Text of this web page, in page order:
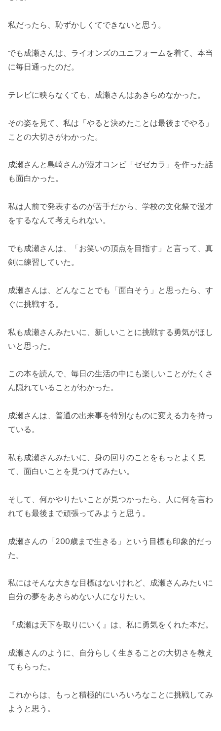
私だったら、恥ずかしくてできないと思う。
でも成瀬さんは、ライオンズのユニフォームを着て、本当
に毎日通ったのだ。
テレビに映らなくても、成瀬さんはあきらめなかった。
その姿を見て、私は「やると決めたことは最後までやる」
ことの大切さがわかった。
成瀬さんと島崎さんが漫才コンビ「ゼゼカラ」を作った話
も面白かった。
私は人前で発表するのが苦手だから、学校の文化祭で漫才
をするなんて考えられない。
でも成瀬さんは、「お笑いの頂点を目指す」と言って、真
剣に練習していた。
成瀬さんは、どんなことでも「面白そう」と思ったら、す
ぐに挑戦する。
私も成瀬さんみたいに、新しいことに挑戦する勇気がほし
いと思った。
この本を読んで、毎日の生活の中にも楽しいことがたくさ
ん隠れていることがわかった。
成瀬さんは、普通の出来事を特別なものに変える力を持っ
ている。
私も成瀬さんみたいに、身の回りのことをもっとよく見
て、面白いことを見つけてみたい。
そして、何かやりたいことが見つかったら、人に何を言わ
れても最後まで頑張ってみようと思う。
成瀬さんの「200歳まで生きる」という目標も印象的だっ
た。
私にはそんな大きな目標はないけれど、成瀬さんみたいに
自分の夢をあきらめない人になりたい。
『成瀬は天下を取りにいく』は、私に勇気をくれた本だ。
成瀬さんのように、自分らしく生きることの大切さを教え
てもらった。
これからは、もっと積極的にいろいろなことに挑戦してみ
ようと思う。